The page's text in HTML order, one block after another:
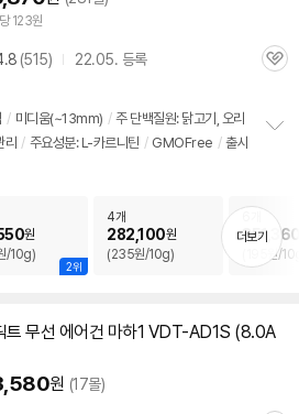
123원
(상
515) 22.05. 등록
관
/ 미디움(~13mm) / 주 단백질원: 닭고기, 오리
리 / 주요성분: L-카르니틴 / GMOFree / 출시
기
2위
원
/10g)
4개
282,100원
(235원/10g)
(195원/
더보기
트 무선 에어건 마하1 VDT-AD1S (8.0A
원 (17몰)